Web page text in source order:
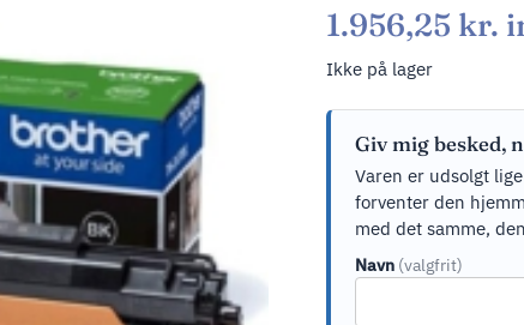
1.956,25 kr.
Ikke på lager
Giv mig besked,
Varen er udsolgt
forventer den
med det samme,
Navn (valgfrit)